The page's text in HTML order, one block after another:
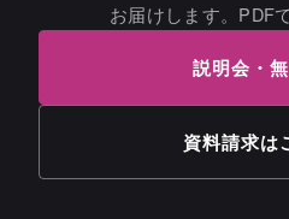
お届けします。PDF
資料請求は
説明会・